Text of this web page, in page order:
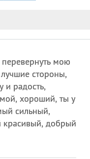
мою
стороны,
и радость,
хороший, ты у
сильный,
добрый